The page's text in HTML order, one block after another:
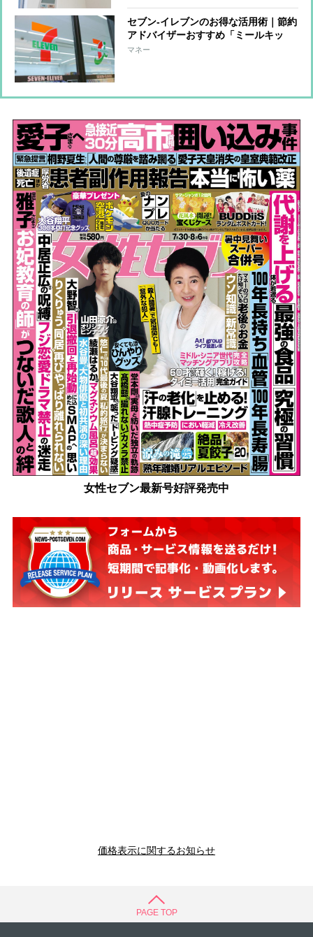
セブン-イレブンのお得な活用術｜節約
アドバイザーおすすめ「ミールキッ
ト」も
マネー
女性セブン最新号好評発売中
価格表示に関するお知らせ
PAGE TOP